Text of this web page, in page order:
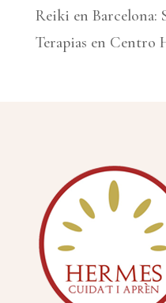
Reiki en Barcelona:
Terapias en Centro